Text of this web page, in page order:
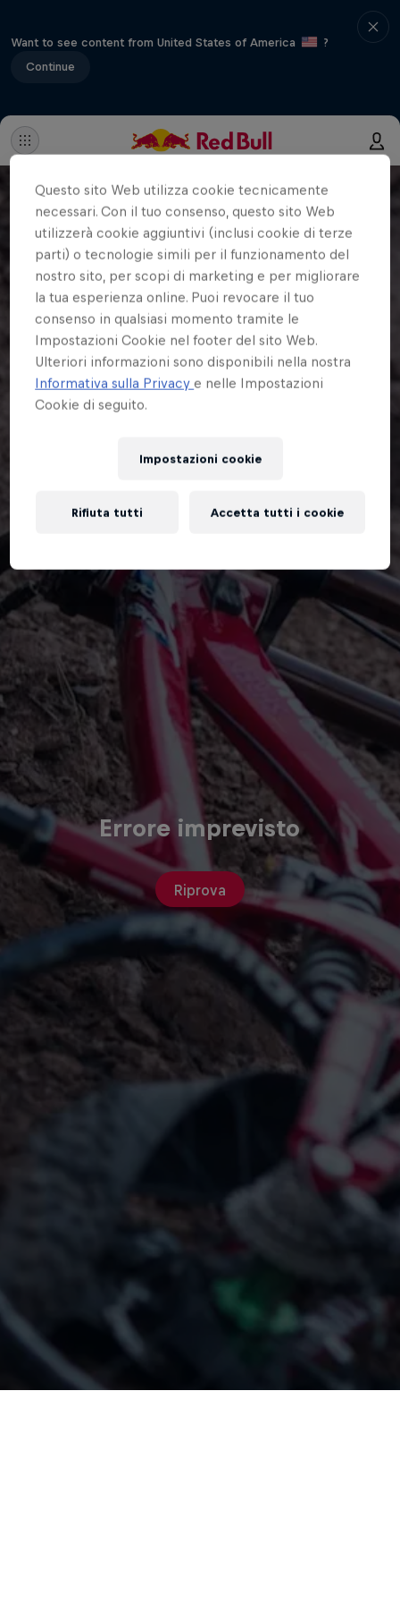
Want to see content from United States of America
?
Continue
Errore imprevisto
Riprova
Questo sito Web utilizza cookie tecnicamente
necessari. Con il tuo consenso, questo sito Web
utilizzerà cookie aggiuntivi (inclusi cookie di terze
parti) o tecnologie simili per il funzionamento del
nostro sito, per scopi di marketing e per migliorare
la tua esperienza online. Puoi revocare il tuo
consenso in qualsiasi momento tramite le
Impostazioni Cookie nel footer del sito Web.
Ulteriori informazioni sono disponibili nella nostra
Informativa sulla Privacye nelle Impostazioni
Cookie di seguito.
Impostazioni cookie
Rifiuta tutti Accetta tutti i cookie